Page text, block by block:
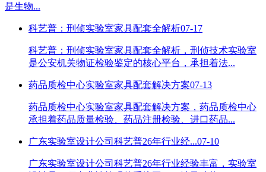
是生物...
科艺普：刑侦实验室家具配套全解析07-17
科艺普：刑侦实验室家具配套全解析，刑侦技术实验室
是公安机关物证检验鉴定的核心平台，承担着法...
药品质检中心实验室家具配套解决方案07-13
药品质检中心实验室家具配套解决方案，药品质检中心
承担着药品质量检验、药品注册检验、进口药品...
广东实验室设计公司科艺普26年行业经...07-10
广东实验室设计公司科艺普26年行业经验丰富，实验室